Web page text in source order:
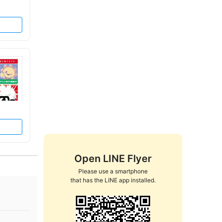
Open LINE Flyer
Please use a smartphone
that has the LINE app installed.